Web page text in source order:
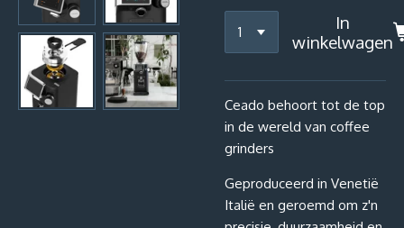
In
winkelwagen
Ceado behoort tot de top
in de wereld van coffee
grinders
Geproduceerd in Venetië
Italië en geroemd om z'n